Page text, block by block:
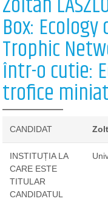
Box:
Trophic
într-o cutie:
trofice
CANDIDAT
INSTITUȚIA LA
CARE ESTE
TITULAR
CANDIDATUL